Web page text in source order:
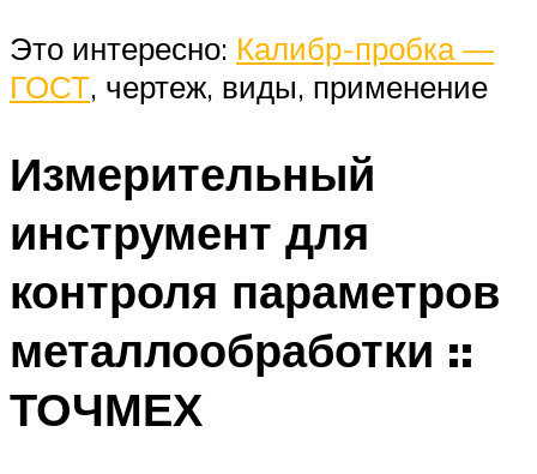
Это интересно: Калибр-пробка —
ГОСТ, чертеж, виды, применение
Измерительный
инструмент для
контроля параметров
металлообработки ::
ТОЧМЕХ